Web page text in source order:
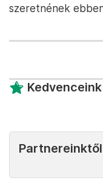
szeretnének
Kedvenceink
Partnereinktől